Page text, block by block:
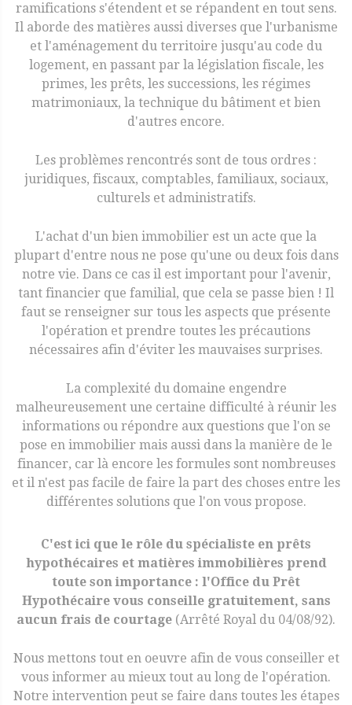
ramifications s'étendent et se répandent en tout sens.
Il aborde des matières aussi diverses que l'urbanisme
et l'aménagement du territoire jusqu'au code du
logement, en passant par la législation fiscale, les
primes, les prêts, les successions, les régimes
matrimoniaux, la technique du bâtiment et bien
d'autres encore.
Les problèmes rencontrés sont de tous ordres :
juridiques, fiscaux, comptables, familiaux, sociaux,
culturels et administratifs.
L'achat d'un bien immobilier est un acte que la
plupart d'entre nous ne pose qu'une ou deux fois dans
notre vie. Dans ce cas il est important pour l'avenir,
tant financier que familial, que cela se passe bien ! Il
faut se renseigner sur tous les aspects que présente
l'opération et prendre toutes les précautions
nécessaires afin d'éviter les mauvaises surprises.
La complexité du domaine engendre
malheureusement une certaine difficulté à réunir les
informations ou répondre aux questions que l'on se
pose en immobilier mais aussi dans la manière de le
financer, car là encore les formules sont nombreuses
et il n'est pas facile de faire la part des choses entre les
différentes solutions que l'on vous propose.
C'est ici que le rôle du spécialiste en prêts
hypothécaires et matières immobilières prend
toute son importance : l'Office du Prêt
Hypothécaire vous conseille gratuitement, sans
aucun frais de courtage (Arrêté Royal du 04/08/92).
Nous mettons tout en oeuvre afin de vous conseiller et
vous informer au mieux tout au long de l'opération.
Notre intervention peut se faire dans toutes les étapes